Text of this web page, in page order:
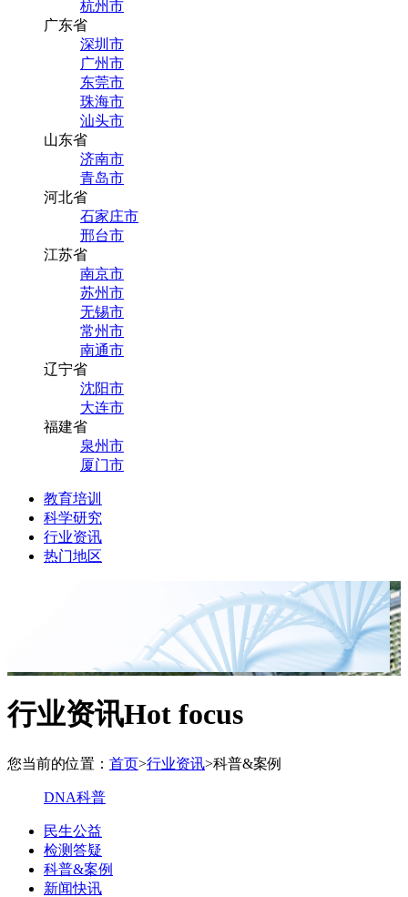
杭州市
广东省
深圳市
广州市
东莞市
珠海市
汕头市
山东省
济南市
青岛市
河北省
石家庄市
邢台市
江苏省
南京市
苏州市
无锡市
常州市
南通市
辽宁省
沈阳市
大连市
福建省
泉州市
厦门市
教育培训
科学研究
行业资讯
热门地区
行业资讯Hot focus
您当前的位置： 首页>行业资讯>科普&案例
DNA科普
民生公益
检测答疑
科普&案例
新闻快讯